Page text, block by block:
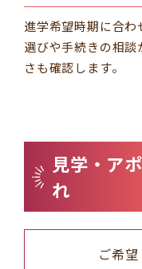
進学希望時期に合
選びや手続きの相
さも確認します。
見学・ア
れ
ご希